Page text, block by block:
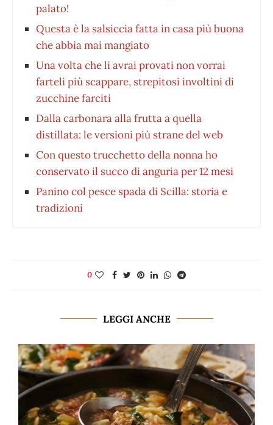
palato!
Questa è la salsiccia fatta in casa più buona
che abbia mai mangiato
Una volta che li avrai provati non vorrai
farteli più scappare, strepitosi involtini di
zucchine farciti
Dalla carbonara alla frutta a quella
distillata: le versioni più strane del web
Con questo trucchetto della nonna ho
conservato il succo di anguria per 12 mesi
Panino col pesce spada di Scilla: storia e
tradizioni
0
LEGGI ANCHE